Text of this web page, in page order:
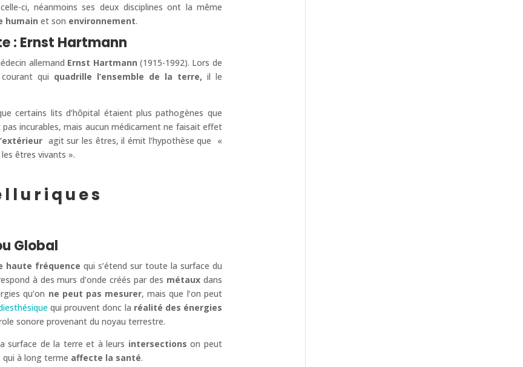
ci, néanmoins ses deux disciplines ont la même
humain et son environnement.
: Ernst Hartmann
allemand Ernst Hartmann (1915-1992). Lors de
qui quadrille l’ensemble de la terre, il le
certains lits d’hôpital étaient plus pathogènes que
pas incurables, mais aucun médicament ne faisait effet
agit sur les êtres, il émit l’hypothèse que «
êtres vivants ».
Global
haute fréquence qui s’étend sur toute la surface du
à des murs d’onde créés par des métauxdans
qu’on ne peut pas mesurer, mais que l’on peut
qui prouvent donc la réalité des énergies
sonore provenant du noyau terrestre.
surface de la terre et à leurs intersections on peut
qui à long terme affecte la santé.